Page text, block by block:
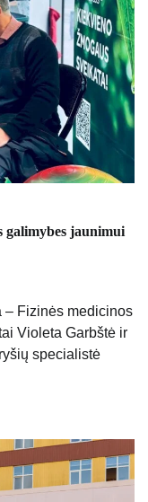
galimybes jaunimui
– Fizinės medicinos
Violeta Garbštė ir
specialistė